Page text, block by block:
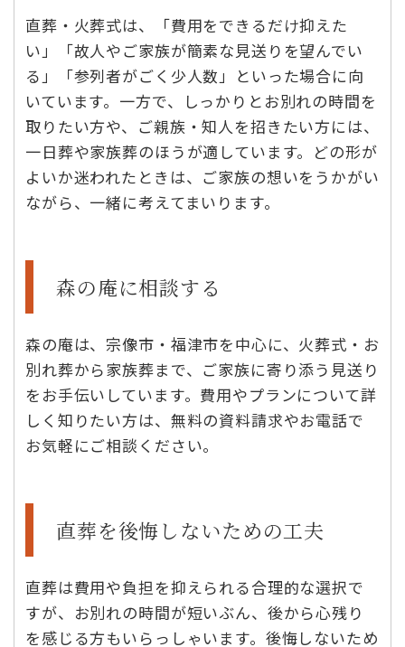
直葬・火葬式は、「費用をできるだけ抑えた
い」「故人やご家族が簡素な見送りを望んでい
る」「参列者がごく少人数」といった場合に向
いています。一方で、しっかりとお別れの時間を
取りたい方や、ご親族・知人を招きたい方には、
一日葬や家族葬のほうが適しています。どの形が
よいか迷われたときは、ご家族の想いをうかがい
ながら、一緒に考えてまいります。
森の庵に相談する
森の庵は、宗像市・福津市を中心に、火葬式・お
別れ葬から家族葬まで、ご家族に寄り添う見送り
をお手伝いしています。費用やプランについて詳
しく知りたい方は、無料の資料請求やお電話で
お気軽にご相談ください。
直葬を後悔しないための工夫
直葬は費用や負担を抑えられる合理的な選択で
すが、お別れの時間が短いぶん、後から心残り
を感じる方もいらっしゃいます。後悔しないため